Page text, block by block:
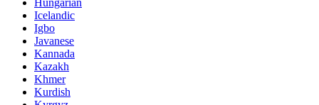
Icelandic
Igbo
Javanese
Kannada
Kazakh
Khmer
Kurdish